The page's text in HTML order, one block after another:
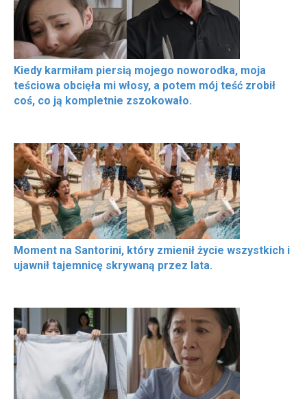
Kiedy karmiłam piersią mojego noworodka, moja
teściowa obcięła mi włosy, a potem mój teść zrobił
coś, co ją kompletnie zszokowało.
Moment na Santorini, który zmienił życie wszystkich i
ujawnił tajemnicę skrywaną przez lata.